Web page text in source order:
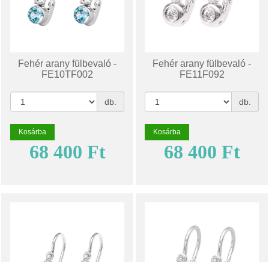
Fehér arany fülbevaló -
FE10TF002
db.
Kosárba
68 400 Ft
Fehér arany fülbevaló -
FE11F092
db.
Kosárba
68 400 Ft